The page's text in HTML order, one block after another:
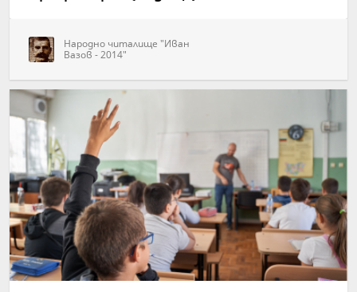
Народно читалище "Иван
Вазов - 2014"